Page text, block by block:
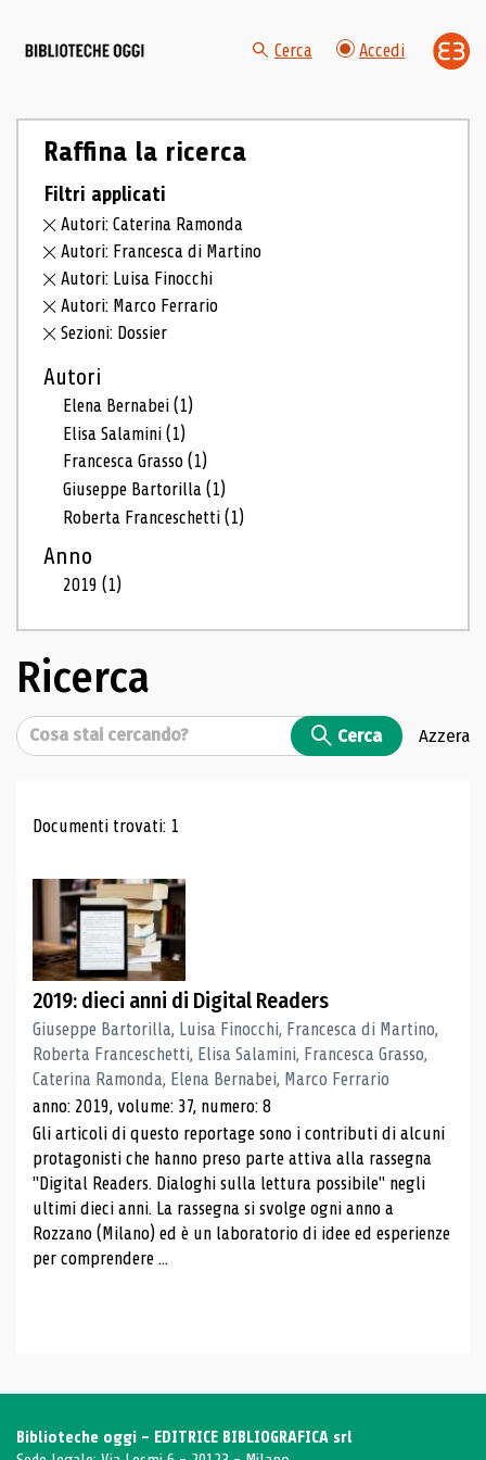
Cerca Accedi
Raffina la ricerca
Filtri applicati
Autori: Caterina Ramonda
Autori: Francesca di Martino
Autori: Luisa Finocchi
Autori: Marco Ferrario
Sezioni: Dossier
Autori
Elena Bernabei(1)
Elisa Salamini(1)
Francesca Grasso(1)
Giuseppe Bartorilla(1)
Roberta Franceschetti(1)
Anno
2019(1)
Ricerca
Cerca Cerca Azzera
Risultati di ricerca
Documenti trovati: 1
2019: dieci anni di Digital Readers
Giuseppe Bartorilla, Luisa Finocchi, Francesca di Martino,
Roberta Franceschetti, Elisa Salamini, Francesca Grasso,
Caterina Ramonda, Elena Bernabei, Marco Ferrario
anno: 2019, volume: 37, numero: 8
Gli articoli di questo reportage sono i contributi di alcuni
protagonisti che hanno preso parte attiva alla rassegna
"Digital Readers. Dialoghi sulla lettura possibile" negli
ultimi dieci anni. La rassegna si svolge ogni anno a
Rozzano (Milano) ed è un laboratorio di idee ed esperienze
per comprendere ...
Biblioteche oggi - EDITRICE BIBLIOGRAFICA srl